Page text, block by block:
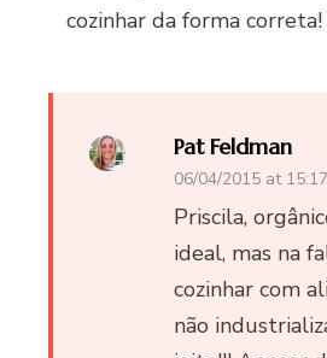
cozinhar da forma correta!
Pat Feldman
06/04/2015 at 15:17
Priscila,
ideal, mas na
cozinhar com
não